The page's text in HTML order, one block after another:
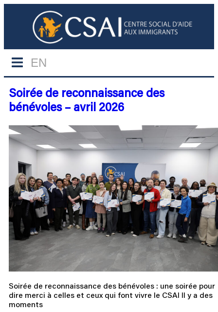
EN
Soirée de reconnaissance des
bénévoles – avril 2026
Soirée de reconnaissance des bénévoles : une soirée pour
dire merci à celles et ceux qui font vivre le CSAI Il y a des
moments